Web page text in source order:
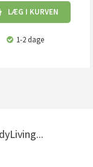
LÆG I KURVEN
1-2 dage